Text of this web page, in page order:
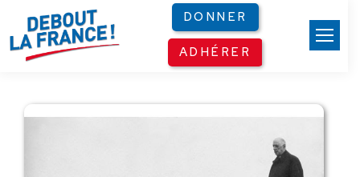
DONNER
ADHÉRER
Panneau de gestion des cookies